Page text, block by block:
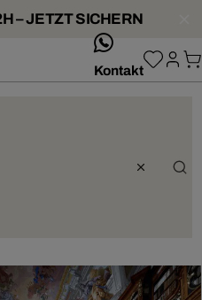
– JETZT SICHERN
Kontakt